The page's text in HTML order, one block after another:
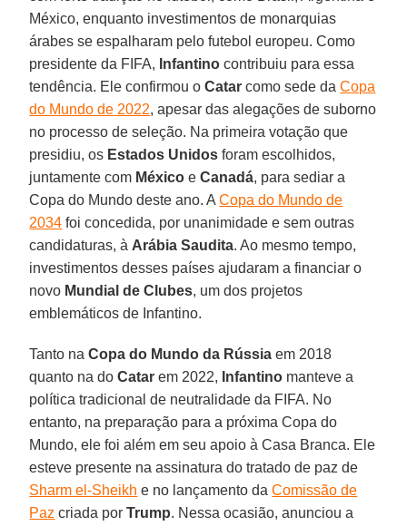
México, enquanto investimentos de monarquias
árabes se espalharam pelo futebol europeu. Como
presidente da FIFA, Infantino contribuiu para essa
tendência. Ele confirmou oCatar como sede daCopa
do Mundo de 2022, apesar das alegações de suborno
no processo de seleção. Na primeira votação que
presidiu, os Estados Unidos foram escolhidos,
juntamente com México eCanadá, para sediar a
Copa do Mundo deste ano. ACopa do Mundo de
2034 foi concedida, por unanimidade e sem outras
candidaturas, à Arábia Saudita. Ao mesmo tempo,
investimentos desses países ajudaram a financiar o
novo Mundial de Clubes, um dos projetos
emblemáticos de Infantino.
Tanto naCopa do Mundo da Rússia em 2018
quanto na doCatar em 2022, Infantino manteve a
política tradicional de neutralidade da FIFA. No
entanto, na preparação para a próxima Copa do
Mundo, ele foi além em seu apoio à Casa Branca. Ele
esteve presente na assinatura do tratado de paz de
Sharm el-Sheikh e no lançamento daComissão de
Paz criada porTrump. Nessa ocasião, anunciou a